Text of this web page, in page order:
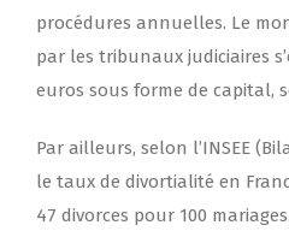
procédures annuelles. Le
par les tribunaux judiciaires
euros sous forme de capital,
Par ailleurs, selon l’INSEE
le taux de divortialité en
47 divorces pour 100